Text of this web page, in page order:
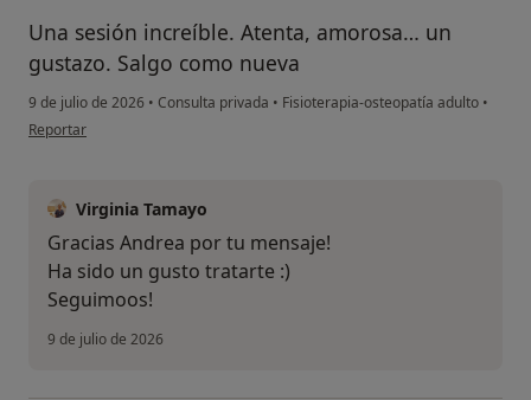
Una sesión increíble. Atenta, amorosa… un
gustazo. Salgo como nueva
9 de julio de 2026 • Consulta privada • Fisioterapia-osteopatía adulto •
en opinión del usuario Andrea R.
Reportar
Virginia Tamayo
Gracias Andrea por tu mensaje!
Ha sido un gusto tratarte :)
Seguimoos!
9 de julio de 2026